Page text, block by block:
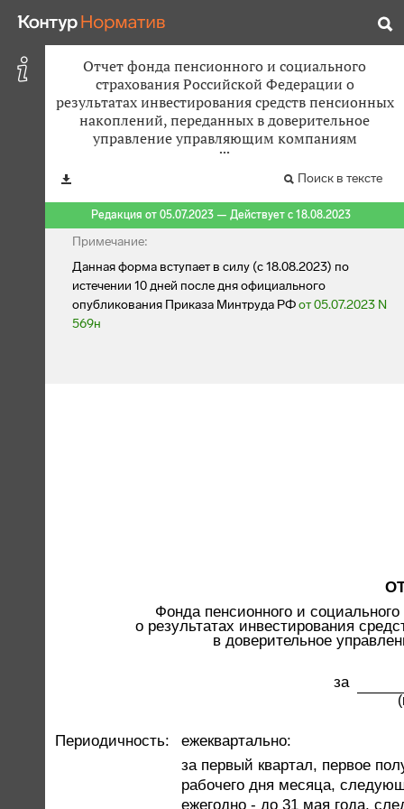
Отчет фонда пенсионного и социального
страхования Российской Федерации о
результатах инвестирования средств пенсионных
накоплений, переданных в доверительное
управление управляющим компаниям
Поиск в тексте
Редакция от 05.07.2023 — Действует с 18.08.2023
Примечание:
Данная форма вступает в силу (с 18.08.2023) по
истечении 10 дней после дня официального
опубликования Приказа Минтруда РФот 05.07.2023 N
569н
Фонда пенсионного и
о результатах инвестирования
в доверительное
за
Периодичность:
ежеквартально:
за первый квартал, первое
рабочего дня месяца,
ежегодно - до 31 мая года,